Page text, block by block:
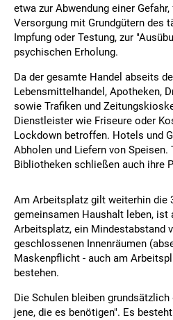
etwa zur Abwendung einer
Versorgung mit Grundgütern des
Impfung oder Testung, zur
psychischen Erholung.
Da der gesamte Handel abseits
Lebensmittelhandel, Apotheken,
sowie Trafiken und
Dienstleister wie Friseure oder
Lockdown betroffen. Hotels und
Abholen und Liefern von Speisen.
Bibliotheken schließen auch ihre
Am Arbeitsplatz gilt weiterhin die
gemeinsamen Haushalt leben, ist
Arbeitsplatz, ein Mindestabstand
geschlossenen Innenräumen
Maskenpflicht - auch am
bestehen.
Die Schulen bleiben
jene, die es benötigen". Es